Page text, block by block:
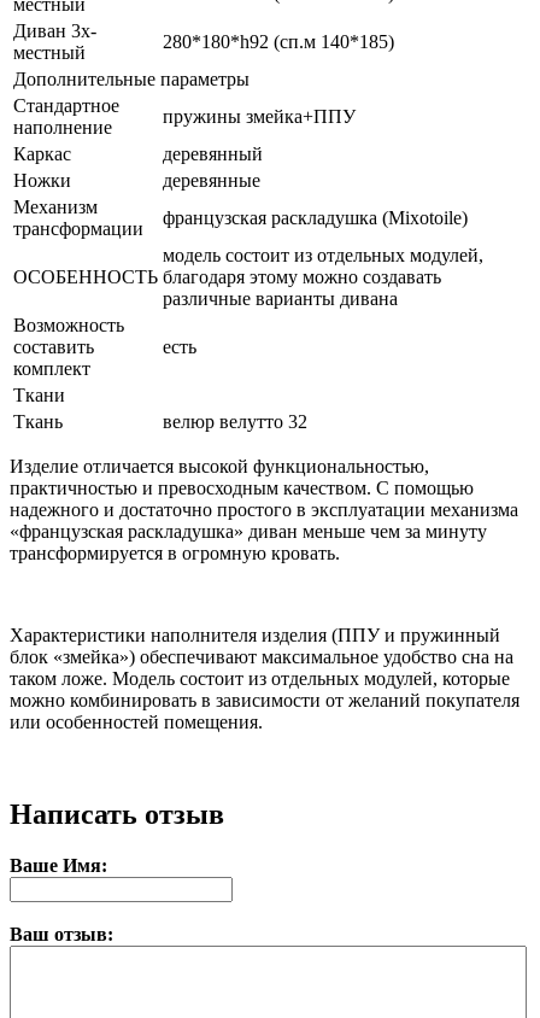
Диван 3х-
местный
280*180*h92 (сп.м 140*185)
Дополнительные параметры
Стандартное
наполнение
пружины змейка+ППУ
Каркас
деревянный
Ножки
деревянные
Механизм
трансформации
французская раскладушка (Mixotoile)
ОСОБЕННОСТЬ
модель состоит из отдельных модулей,
благодаря этому можно создавать
различные варианты дивана
Возможность
составить
комплект
есть
Ткани
Ткань
велюр велутто 32
Изделие отличается высокой функциональностью,
практичностью и превосходным качеством. С помощью
надежного и достаточно простого в эксплуатации механизма
«французская раскладушка» диван меньше чем за минуту
трансформируется в огромную кровать.
Характеристики наполнителя изделия (ППУ и пружинный
блок «змейка») обеспечивают максимальное удобство сна на
таком ложе. Модель состоит из отдельных модулей, которые
можно комбинировать в зависимости от желаний покупателя
или особенностей помещения.
Написать отзыв
Ваше Имя:
Ваш отзыв: